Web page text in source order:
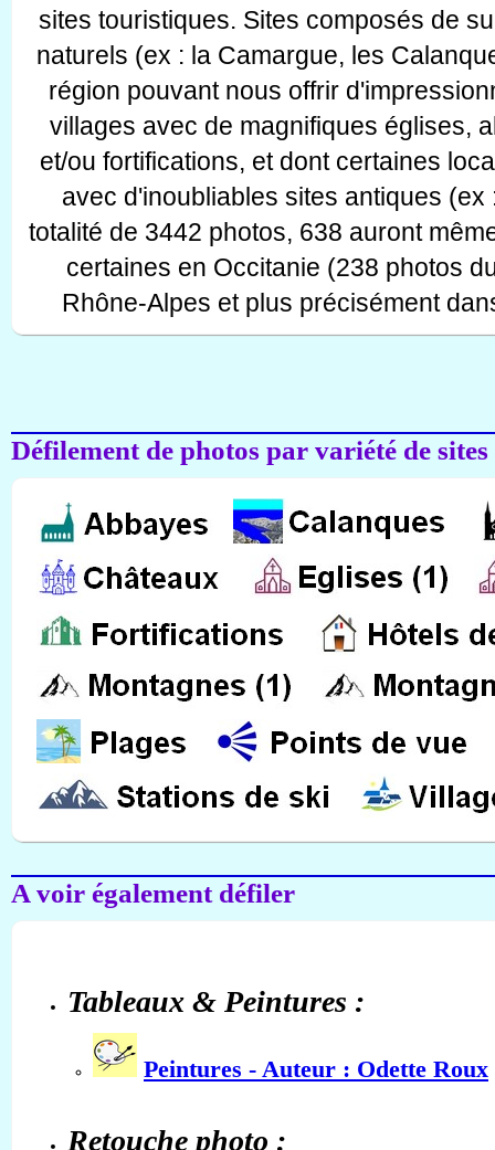
sites touristiques. Sites composés de
naturels (ex : la Camargue, les
région pouvant nous offrir
villages avec de magnifiques églises,
et/ou fortifications, et dont certaines
avec d'inoubliables sites antiques
totalité de 3442 photos, 638 auront
certaines en Occitanie (238 photos
Rhône-Alpes et plus précisément
Défilement de photos par variété de
A voir également défiler
Tableaux & Peintures :
Peintures - Auteur : Odette Roux
Retouche photo :